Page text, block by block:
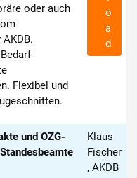
oder auch
Flexibel und
o
a
d
und OZG-
Klaus
Fischer
, AKDB